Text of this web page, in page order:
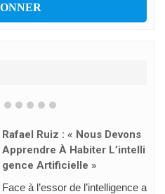
Rafael Ruiz : « Nous Devons
Apprendre À Habiter L’intelli
Gence Artificielle »
Face à l’essor de l’intelligence a